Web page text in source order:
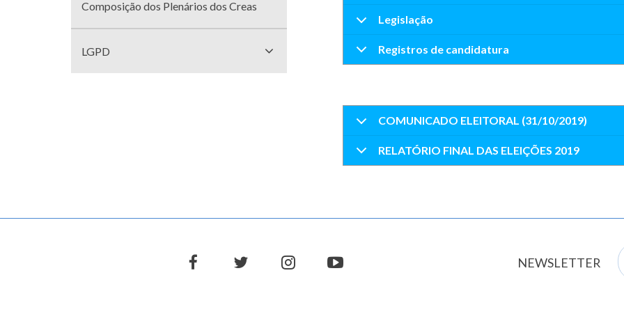
Legislação
Registros de candidatura
COMUNICADO ELEITORAL (31/10/2019)
RELATÓRIO FINAL DAS ELEIÇÕES 2019
Composição dos Plenários dos Creas
LGPD
facebooktwitter instagramyoutube NEWSLETTER